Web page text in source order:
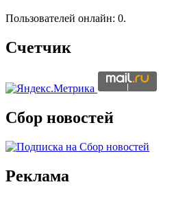
Пользователей онлайн: 0.
Счетчик
Сбор новостей
Реклама